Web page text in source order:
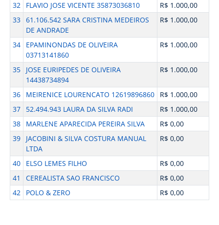
32
FLAVIO JOSE VICENTE 35873036810
R$ 1.000,00
33 61.106.542 SARA CRISTINA MEDEIROS
DE ANDRADE
R$ 1.000,00
34
EPAMINONDAS DE OLIVEIRA
03713141860
R$ 1.000,00
35
JOSE EURIPEDES DE OLIVEIRA
14438734894
R$ 1.000,00
36 MEIRENICE LOURENCATO 12619896860
R$ 1.000,00
37
52.494.943 LAURA DA SILVA RADI
R$ 1.000,00
38
MARLENE APARECIDA PEREIRA SILVA
R$ 0,00
39
JACOBINI & SILVA COSTURA MANUAL
LTDA
R$ 0,00
40 ELSO LEMES FILHO
R$ 0,00
41
CEREALISTA SAO FRANCISCO
R$ 0,00
42
POLO & ZERO R$ 0,00